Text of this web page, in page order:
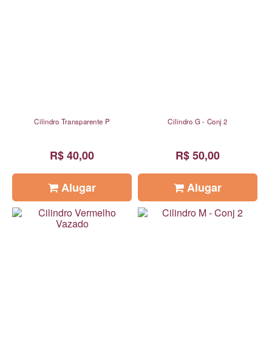
Cilindro Transparente P
R$ 40,00
Alugar
Cilindro G - Conj 2
R$ 50,00
Alugar